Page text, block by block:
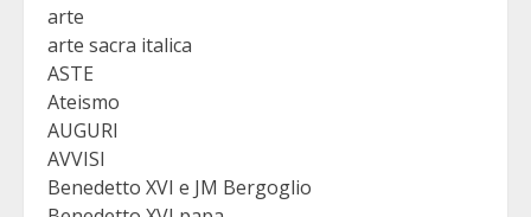
arte
arte sacra italica
ASTE
Ateismo
AUGURI
AVVISI
Benedetto XVI e JM Bergoglio